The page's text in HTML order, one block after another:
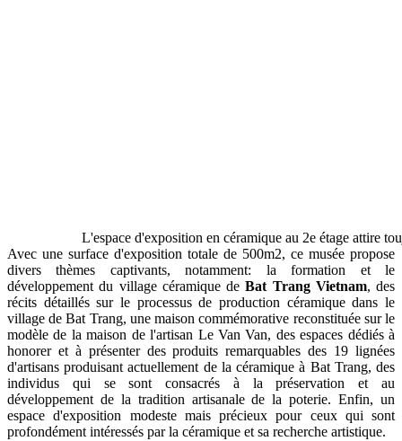
L'espace d'exposition en céramique au 2e étage attire
Avec une surface d'exposition totale de 500m2, ce musée propose
divers thèmes captivants, notamment: la formation et le
développement du village céramique deBat Trang Vietnam, des
récits détaillés sur le processus de production céramique dans le
village de Bat Trang, une maison commémorative reconstituée sur le
modèle de la maison de l'artisan Le Van Van, des espaces dédiés à
honorer et à présenter des produits remarquables des 19 lignées
d'artisans produisant actuellement de la céramique à Bat Trang, des
individus qui se sont consacrés à la préservation et au
développement de la tradition artisanale de la poterie. Enfin, un
espace d'exposition modeste mais précieux pour ceux qui sont
profondément intéressés par la céramique et sa recherche artistique.